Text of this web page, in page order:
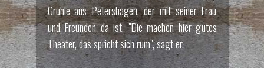
Gruhle aus Petershagen, der mit seiner Frau
und Freunden da ist. "Die machen hier gutes
Theater, das spricht sich rum", sagt er.